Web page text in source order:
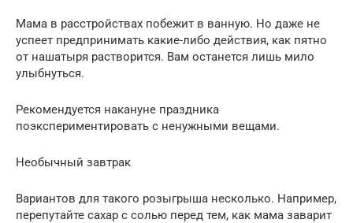
Мама в расстройствах побежит в ванную. Но даже не
успеет предпринимать какие-либо действия, как пятно
от нашатыря растворится. Вам останется лишь мило
улыбнуться.
Рекомендуется накануне праздника
поэкспериментировать с ненужными вещами.
Необычный завтрак
Вариантов для такого розыгрыша несколько. Например,
перепутайте сахар с солью перед тем, как мама заварит